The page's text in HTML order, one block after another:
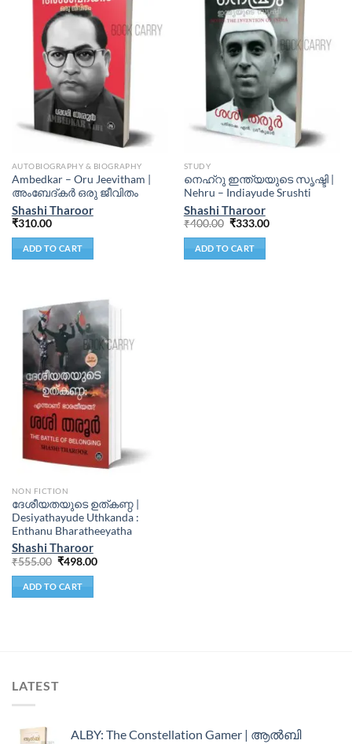
AUTOBIOGRAPHY & BIOGRAPHY
Ambedkar – Oru Jeevitham |
അംബേദ്‌കർ ഒരു ജീവിതം
Shashi Tharoor
₹310.00
ADD TO CART
STUDY
നെഹ്‌റു ഇന്ത്യയുടെ സൃഷ്ടി |
Nehru – Indiayude Srushti
Shashi Tharoor
₹400.00 ₹333.00
ADD TO CART
NON FICTION
ദേശീയതയുടെ ഉത്കണ്ഠ |
Desiyathayude Uthkanda :
Enthanu Bharatheeyatha
Shashi Tharoor
₹555.00 ₹498.00
ADD TO CART
LATEST
ALBY: The Constellation Gamer | ആൽബി